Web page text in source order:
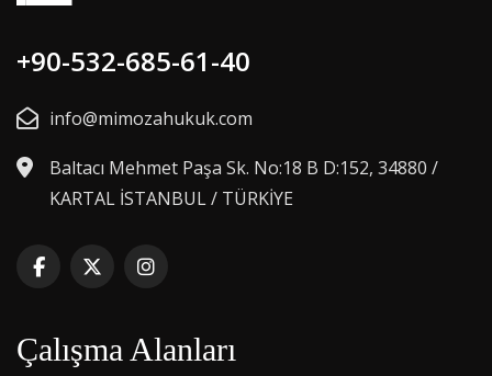
+90-532-685-61-40
info@mimozahukuk.com
Baltacı Mehmet Paşa Sk. No:18 B D:152, 34880 /
KARTAL İSTANBUL / TÜRKİYE
Çalışma Alanları